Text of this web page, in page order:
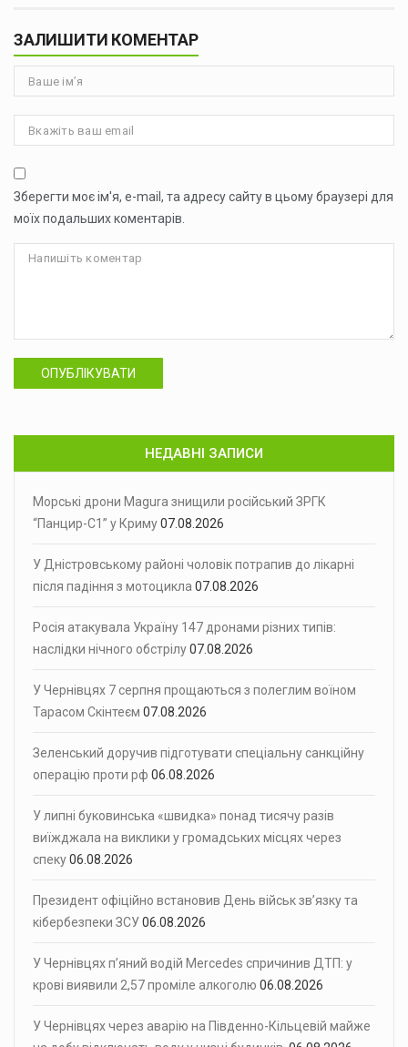
ЗАЛИШИТИ КОМЕНТАР
Зберегти моє ім'я, e-mail, та адресу сайту в цьому браузері для
моїх подальших коментарів.
ОПУБЛІКУВАТИ
НЕДАВНІ ЗАПИСИ
Морські дрони Magura знищили російський ЗРГК
“Панцир-С1” у Криму07.08.2026
У Дністровському районі чоловік потрапив до лікарні
після падіння з мотоцикла 07.08.2026
Росія атакувала Україну 147 дронами різних типів:
наслідки нічного обстрілу07.08.2026
У Чернівцях 7 серпня прощаються з полеглим воїном
Тарасом Скінтеєм 07.08.2026
Зеленський доручив підготувати спеціальну санкційну
операцію проти рф 06.08.2026
У липні буковинська «швидка» понад тисячу разів
виїжджала на виклики у громадських місцях через
спеку06.08.2026
Президент офіційно встановив День військ зв’язку та
кібербезпеки ЗСУ06.08.2026
У Чернівцях п’яний водій Mercedes спричинив ДТП: у
крові виявили 2,57 проміле алкоголю 06.08.2026
У Чернівцях через аварію на Південно-Кільцевій майже